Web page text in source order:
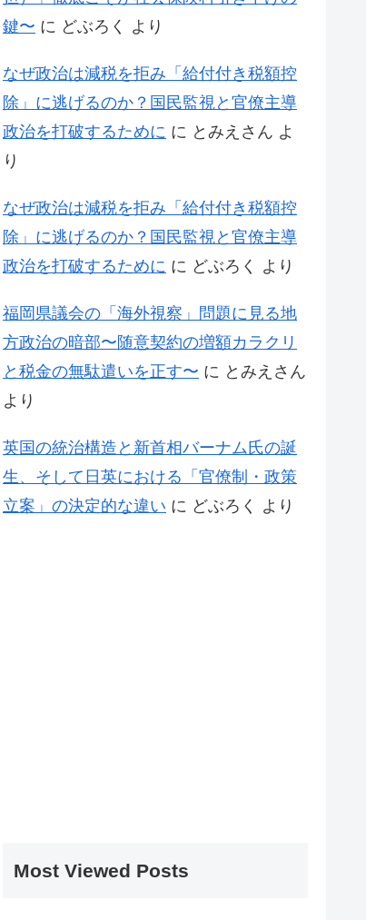
鍵〜 に どぶろく より
なぜ政治は減税を拒み「給付付き税額控
除」に逃げるのか？国民監視と官僚主導
政治を打破するために に とみえさん よ
り
なぜ政治は減税を拒み「給付付き税額控
除」に逃げるのか？国民監視と官僚主導
政治を打破するために に どぶろく より
福岡県議会の「海外視察」問題に見る地
方政治の暗部〜随意契約の増額カラクリ
と税金の無駄遣いを正す〜 に とみえさん
より
英国の統治構造と新首相バーナム氏の誕
生、そして日英における「官僚制・政策
立案」の決定的な違い に どぶろく より
Most Viewed Posts